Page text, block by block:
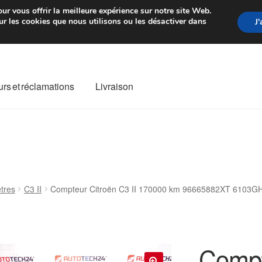
de 7 EUR Du lundi au
et réclamations Livraison
C3 II Compteur Citroën C3 II 170000 km 96665882XT
vous offrir la meilleure expérience sur notre site Web.
les cookies que nous utilisons ou les désactiver dans